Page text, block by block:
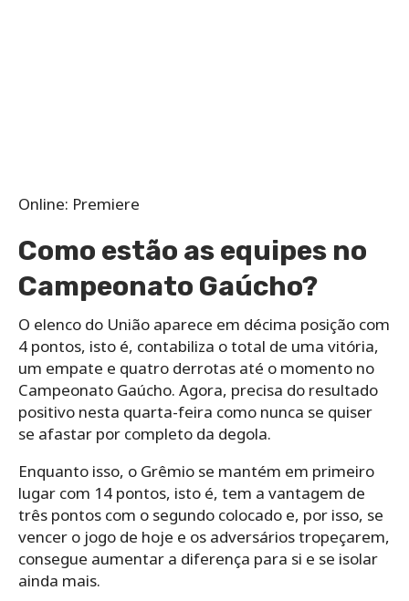
Online: Premiere
Como estão as equipes no
Campeonato Gaúcho?
O elenco do União aparece em décima posição com
4 pontos, isto é, contabiliza o total de uma vitória,
um empate e quatro derrotas até o momento no
Campeonato Gaúcho. Agora, precisa do resultado
positivo nesta quarta-feira como nunca se quiser
se afastar por completo da degola.
Enquanto isso, o Grêmio se mantém em primeiro
lugar com 14 pontos, isto é, tem a vantagem de
três pontos com o segundo colocado e, por isso, se
vencer o jogo de hoje e os adversários tropeçarem,
consegue aumentar a diferença para si e se isolar
ainda mais.